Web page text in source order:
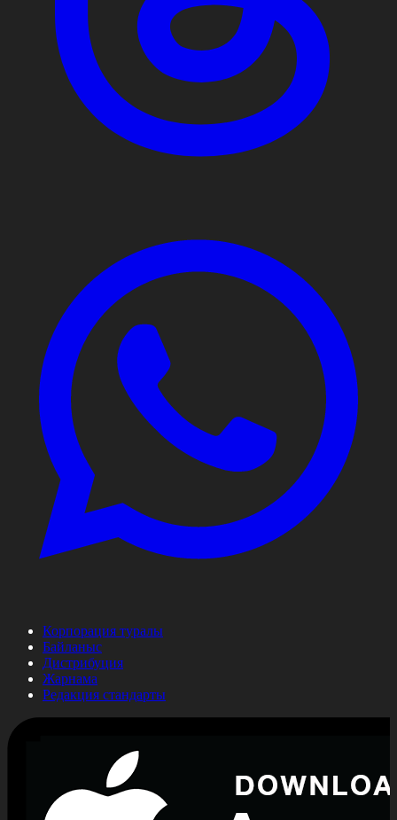
Корпорация туралы
Байланыс
Дистрибуция
Жарнама
Редакция стандарты